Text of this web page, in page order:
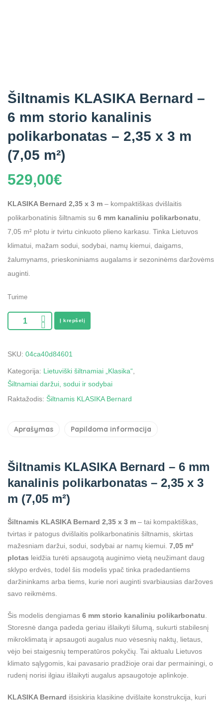
Šiltnamis KLASIKA Bernard –
6 mm storio kanalinis
polikarbonatas – 2,35 x 3 m
(7,05 m²)
529,00€
KLASIKA Bernard 2,35 x 3 m – kompaktiškas dvišlaitis
polikarbonatinis šiltnamis su 6 mm kanaliniu polikarbonatu
7,05 m² plotu ir tvirtu cinkuoto plieno karkasu. Tinka Lietuvos
klimatui, mažam sodui, sodybai, namų kiemui, daigams,
žalumynams, prieskoniniams augalams ir sezoninėms daržovėms
auginti.
Turime
Į krepšelį
SKU: 04ca40d84601
Kategorija: Lietuviški šiltnamiai „Klasika“
Šiltnamiai daržui, sodui ir sodybai
Raktažodis: Šiltnamis KLASIKA Bernard
Aprašymas Papildoma informacija
Šiltnamis KLASIKA Bernard – 6 mm
kanalinis polikarbonatas – 2,35 x 3
m (7,05 m²)
Šiltnamis KLASIKA Bernard 2,35 x 3 m – tai kompaktiškas,
tvirtas ir patogus dvišlaitis polikarbonatinis šiltnamis, skirtas
mažesniam daržui, sodui, sodybai ar namų kiemui. 7,05 m²
plotas leidžia turėti apsaugotą auginimo vietą neužimant daug
sklypo erdvės, todėl šis modelis ypač tinka pradedantiems
daržininkams arba tiems, kurie nori auginti svarbiausias daržoves
savo reikmėms.
Šis modelis dengiamas 6 mm storio kanaliniu polikarbonatu
Storesnė danga padeda geriau išlaikyti šilumą, sukurti stabilesnį
mikroklimatą ir apsaugoti augalus nuo vėsesnių naktų, lietaus,
vėjo bei staigesnių temperatūros pokyčių. Tai aktualu Lietuvos
klimato sąlygomis, kai pavasario pradžioje orai dar permainingi, o
rudenį norisi ilgiau išlaikyti augalus apsaugotoje aplinkoje.
KLASIKA Bernard išsiskiria klasikine dvišlaite konstrukcija, kuri